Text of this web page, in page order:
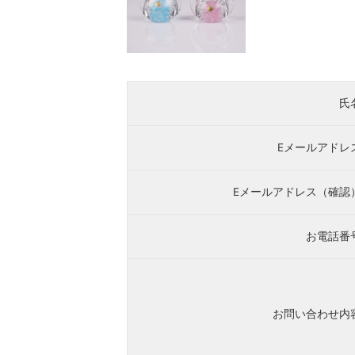
氏
Eメールアドレ
Eメールアドレス（確認）
お電話番
お問い合わせ内